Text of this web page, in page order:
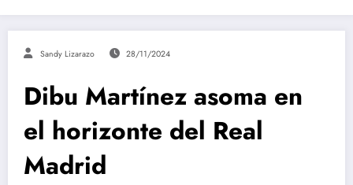
Sandy Lizarazo 28/11/2024
Dibu Martínez asoma en
el horizonte del Real
Madrid